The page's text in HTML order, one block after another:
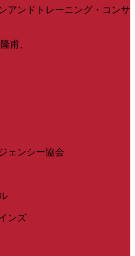
アンドトレーニング・コンサ
甫、
ェンシー協会
ンズ